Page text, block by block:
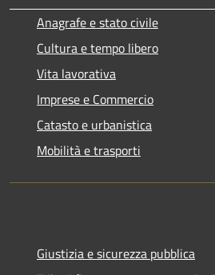
Anagrafe e stato civile
Cultura e tempo libero
Vita lavorativa
Imprese e Commercio
Catasto e urbanistica
Mobilità e trasporti
Giustizia e sicurezza pubblica